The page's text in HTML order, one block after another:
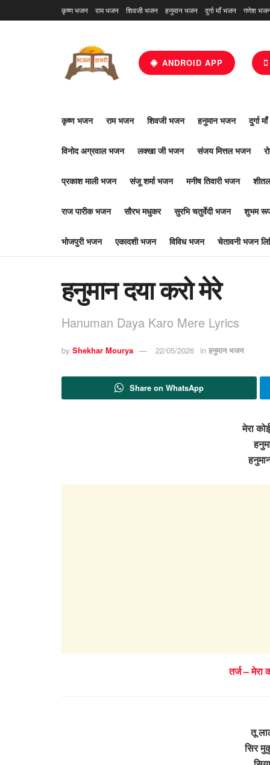
कृष्ण भजन राम भजन शिवजी भजन हनुमान भजन दुर्गा माँ भजन गणेश
ANDROID APP
कृष्ण भजन राम भजन शिवजी भजन हनुमान भजन दुर्गा
विनोद अग्रवाल भजन लक्खा जी भजन संजय मित्तल भजन
प्रकाश माली भजन संजू शर्मा भजन मनीष तिवारी भजन
राज पारीक भजन सौरभ मधुकर सुरभि चतुर्वेदी भजन शुभम
भोजपुरी भजन एकादशी भजन विविध भजन चेतावनी भजन
हनुमान दया करो मेरे
Hanuman Daya Karo Mere Lyrics
by Shekhar Mourya 22/05/2026 in हनुमान भजन
Share on WhatsApp
मेरा
तर्ज – मेरा
तू
सिर